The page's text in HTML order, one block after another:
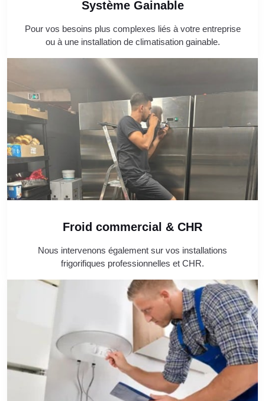
Système Gainable
Pour vos besoins plus complexes liés à votre entreprise
ou à une installation de climatisation gainable.
Froid commercial & CHR
Nous intervenons également sur vos installations
frigorifiques professionnelles et CHR.